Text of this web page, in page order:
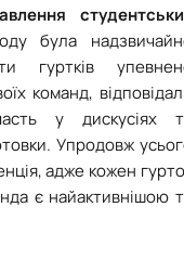
була
гуртків
команд,
у дискусіях
Упродовж
адже кожен
є найактивнішою